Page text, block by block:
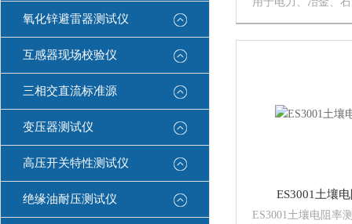
氧化锌避雷器测试仪
互感器现场校验仪
三相交直流标准源
变压器测试仪
高压开关特性测试仪
绝缘油耐压测试仪 ES3001土壤
ES3001土壤电阻率